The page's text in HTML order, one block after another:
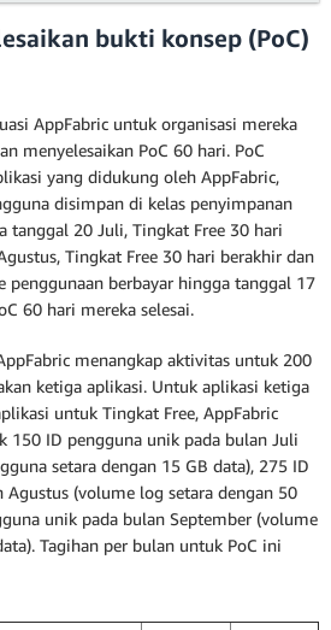
bukti konsep (PoC)
AppFabric untuk organisasi mereka
menyelesaikan PoC 60 hari. PoC
yang didukung oleh AppFabric,
disimpan di kelas penyimpanan
tanggal 20 Juli, Tingkat Free 30 hari
Tingkat Free 30 hari berakhir dan
penggunaan berbayar hingga tanggal 17
60 hari mereka selesai.
menangkap aktivitas untuk 200
ketiga aplikasi. Untuk aplikasi ketiga
untuk Tingkat Free, AppFabric
150 ID pengguna unik pada bulan Juli
setara dengan 15 GB data), 275 ID
Agustus (volume log setara dengan 50
unik pada bulan September (volume
Tagihan per bulan untuk PoC ini